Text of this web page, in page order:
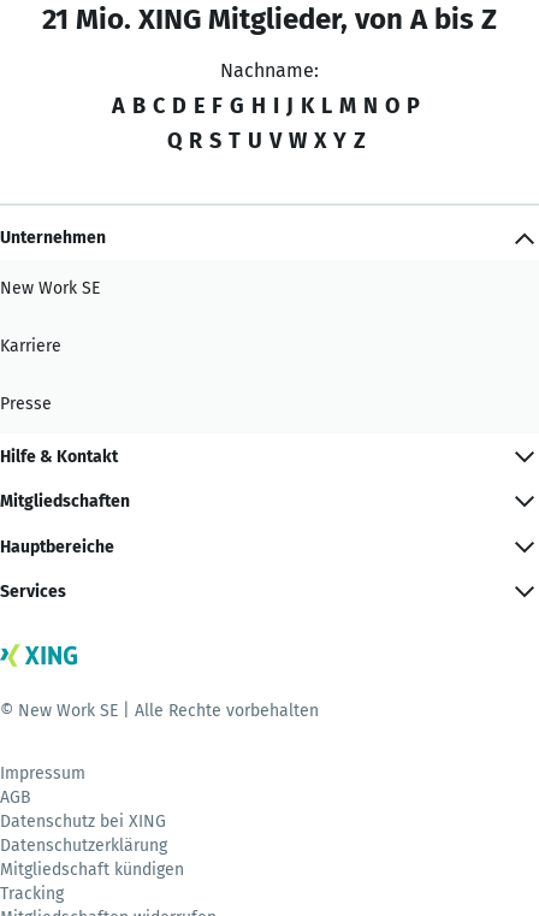
21 Mio. XING Mitglieder, von A bis Z
Nachname:
A B C D E F G H I J K L M N O P
Q R S T U V W X Y Z
Unternehmen
New Work SE
Karriere
Presse
Hilfe & Kontakt
Mitgliedschaften
Hauptbereiche
Services
© New Work SE | Alle Rechte vorbehalten
Impressum
AGB
Datenschutz bei XING
Datenschutzerklärung
Mitgliedschaft kündigen
Tracking